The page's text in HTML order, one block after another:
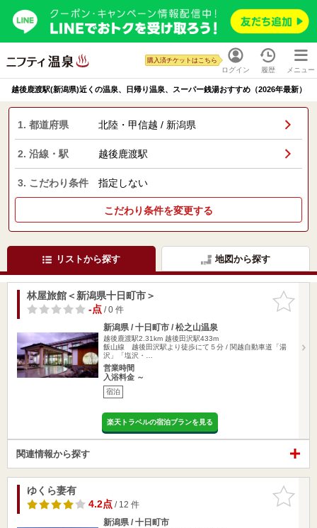
ログイン
購入済チケットはこちら
履歴 メニュー
越後鹿渡駅(新潟県)近くの温泉、日帰り温泉、スーパー銭湯おすすめ（2026年最新）
1. 都道府県 北陸・甲信越 / 新潟県
2. 沿線・駅 越後鹿渡駅
3. こだわり条件 指定しない
こだわり条件を変更する
リストから探す 地図から探す
お気に入
りに追加
林屋旅館＜新潟県十日町市＞
-点/ 0 件
新潟県 / 十日町市 / 松之山温泉
越後鹿渡駅2.31km 越後田沢駅433m
飯山線 越後田沢駅より徒歩にて５分 / 関越自動車道「湯
沢」「塩沢・…
営業時間
入浴料金 ～
宿泊
楽天トラベルの宿泊プランを見る
関連情報から探す
お気に入
りに追加
ゆくら妻有
4.2点/ 12 件
新潟県 / 十日町市